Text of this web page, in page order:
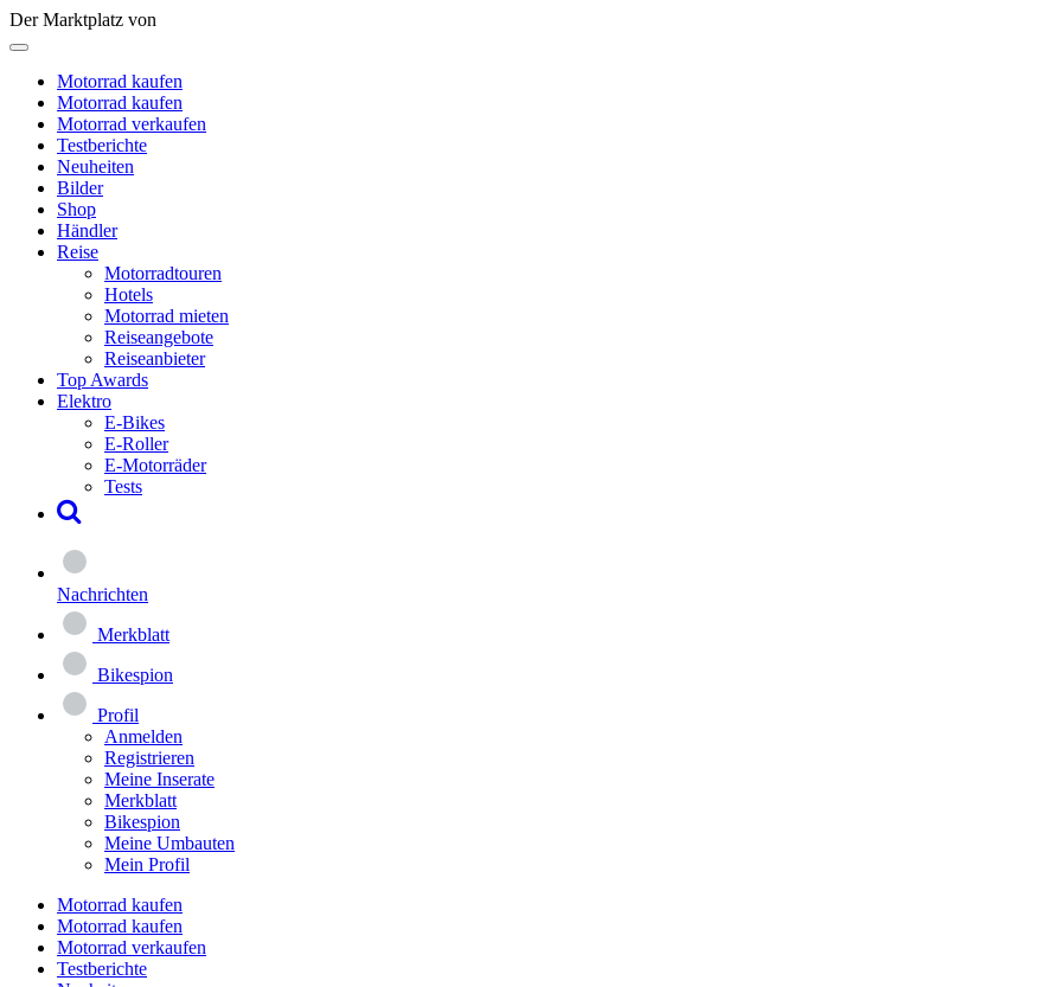
Der Marktplatz von
Motorrad kaufen
Motorrad kaufen
Motorrad verkaufen
Testberichte
Neuheiten
Bilder
Shop
Händler
Reise
Motorradtouren
Hotels
Motorrad mieten
Reiseangebote
Reiseanbieter
Top Awards
Elektro
E-Bikes
E-Roller
E-Motorräder
Tests
Nachrichten
Merkblatt
Bikespion
Profil
Anmelden
Registrieren
Meine Inserate
Merkblatt
Bikespion
Meine Umbauten
Mein Profil
Motorrad kaufen
Motorrad kaufen
Motorrad verkaufen
Testberichte